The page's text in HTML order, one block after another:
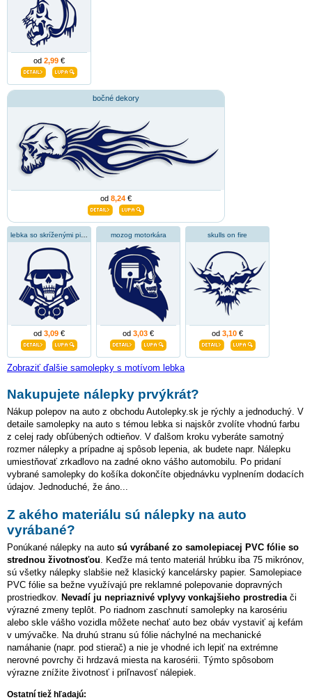
od 2,99 €
bočné dekory
od 8,24 €
od 3,09 €
mozog motorkára
od 3,03 €
skulls on fire
od 3,10 €
Zobraziť ďalšie samolepky s motívom lebka
Nakupujete nálepky prvýkrát?
Nákup polepov na auto z obchodu Autolepky.sk je rýchly a jednoduchý. V
detaile samolepky na auto s témou lebka si najskôr zvolíte vhodnú farbu
z celej rady obľúbených odtieňov. V ďalšom kroku vyberáte samotný
rozmer nálepky a prípadne aj spôsob lepenia, ak budete napr. Nálepku
umiestňovať zrkadlovo na zadné okno vášho automobilu. Po pridaní
vybrané samolepky do košíka dokončíte objednávku vyplnením dodacích
údajov. Jednoduché, že áno...
Z akého materiálu sú nálepky na auto
vyrábané?
Ponúkané nálepky na auto sú vyrábané zo samolepiacej PVC fólie so
strednou životnosťou . Keďže má tento materiál hrúbku iba 75 mikrónov,
sú všetky nálepky slabšie než klasický kancelársky papier. Samolepiace
PVC fólie sa bežne využívajú pre reklamné polepovanie dopravných
prostriedkov. Nevadí ju nepriaznivé vplyvy vonkajšieho prostredia či
výrazné zmeny teplôt. Po riadnom zaschnutí samolepky na karosériu
alebo skle vášho vozidla môžete nechať auto bez obáv vystaviť aj kefám
v umývačke. Na druhú stranu sú fólie náchylné na mechanické
namáhanie (napr. pod stierač) a nie je vhodné ich lepiť na extrémne
nerovné povrchy či hrdzavá miesta na karosérii. Týmto spôsobom
výrazne znížite životnosť i priľnavosť nálepiek.
Ostatní tiež hľadajú: